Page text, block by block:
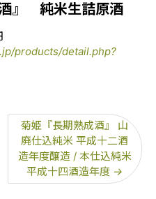
』 純米生詰原酒
products/detail.php?
菊姫『長期熟成酒』 山
廃仕込純米 平成十二酒
造年度醸造 / 本仕込純米
平成十四酒造年度 →